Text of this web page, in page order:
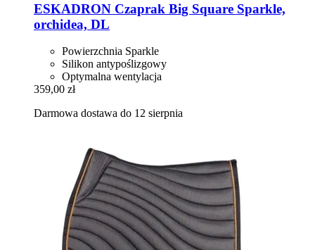
ESKADRON Czaprak Big Square Sparkle,
orchidea, DL
Powierzchnia Sparkle
Silikon antypoślizgowy
Optymalna wentylacja
359,00 zł
Darmowa dostawa do 12 sierpnia